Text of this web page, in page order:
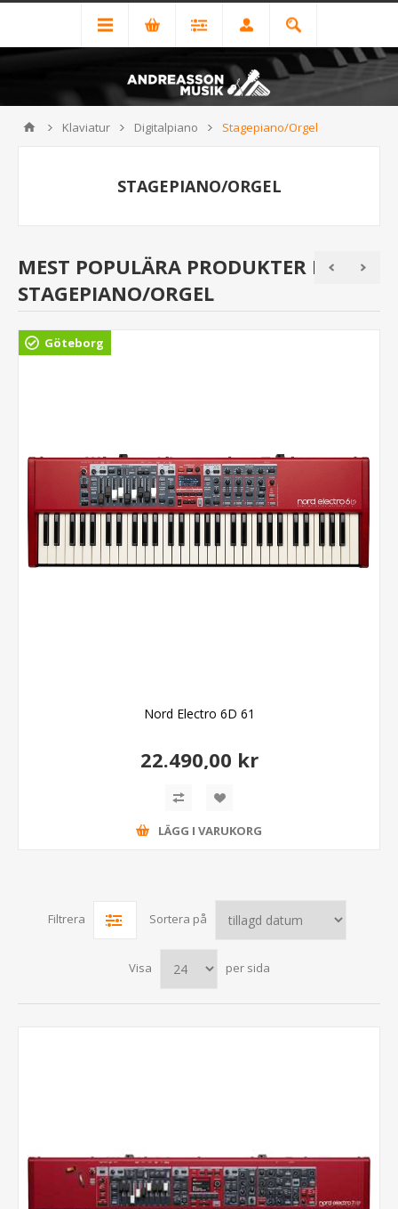
Klaviatur Digitalpiano Stagepiano/Orgel
STAGEPIANO/ORGEL
MEST POPULÄRA PRODUKTER I
STAGEPIANO/ORGEL
Göteborg
Nord Electro 6D 61
22.490,00 kr
LÄGG I VARUKORG
Filtrera Sortera på
Visa per sida